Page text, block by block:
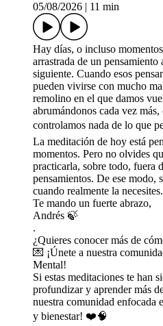
05/08/2026
11 min
Hay días, o incluso
arrastrada de un
siguiente. Cuando esos
pueden vivirse con mucho
remolino en el que damos
abrumándonos cada vez
controlamos nada de lo que
La meditación de hoy está
momentos. Pero no olvides
practicarla, sobre todo, fuera
pensamientos. De ese modo,
cuando realmente la
Te mando un fuerte abrazo,
Andrés 🍃
.
¿Quieres conocer más de
💌 ⁠⁠⁠⁠⁠⁠⁠⁠⁠⁠⁠⁠⁠⁠⁠⁠⁠⁠⁠⁠⁠⁠⁠⁠⁠⁠⁠⁠⁠⁠⁠⁠⁠⁠⁠⁠⁠⁠⁠⁠⁠⁠⁠⁠⁠⁠⁠⁠⁠⁠⁠⁠⁠⁠⁠⁠⁠⁠⁠⁠⁠¡Únete a nuestra
Mental!⁠⁠⁠⁠⁠⁠⁠⁠⁠⁠⁠⁠⁠⁠⁠⁠⁠⁠⁠⁠⁠⁠⁠⁠⁠⁠⁠⁠⁠⁠⁠⁠⁠⁠⁠⁠⁠⁠⁠⁠⁠⁠⁠⁠⁠⁠⁠⁠⁠⁠⁠⁠⁠⁠⁠⁠⁠⁠⁠⁠⁠
Si estas meditaciones te han
profundizar y aprender más
nuestra comunidad enfocada
y bienestar! ❤️🧠